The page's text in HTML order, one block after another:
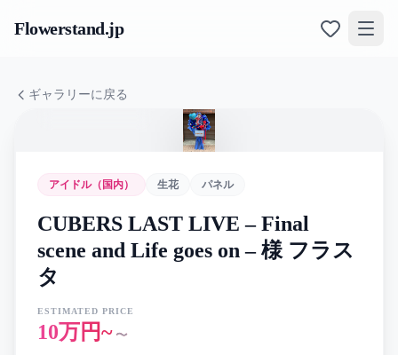
Flowerstand.jp
ギャラリーに戻る
アイドル（国内） 生花 パネル
CUBERS LAST LIVE – Final
scene and Life goes on – 様 フラス
タ
ESTIMATED PRICE
10万円~ 〜